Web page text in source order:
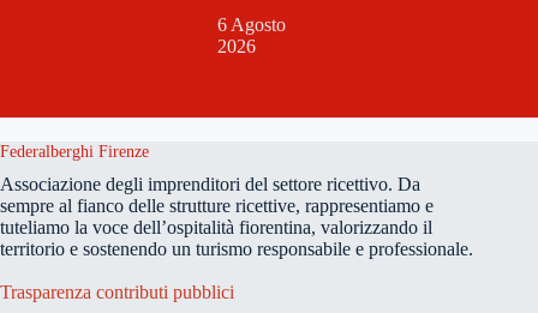
6 Agosto
2026
Federalberghi Firenze
Associazione degli imprenditori del settore ricettivo. Da
sempre al fianco delle strutture ricettive, rappresentiamo e
tuteliamo la voce dell’ospitalità fiorentina, valorizzando il
territorio e sostenendo un turismo responsabile e professionale.
Trasparenza contributi pubblici